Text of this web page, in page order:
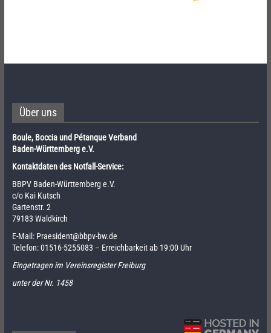
Über uns
Boule, Boccia und Pétanque Verband
Baden-Württemberg e.V.
Kontaktdaten des Notfall-Service:
BBPV Baden-Württemberg e.V.
c/o Kai Kutsch
Gartenstr. 2
79183 Waldkirch
E-Mail: Praesident@bbpv-bw.de
Telefon:01516-5255083 – Erreichbarkeit ab 19:00 Uhr
Eingetragen im Vereinsregister Freiburg
unter der Nr. 1458